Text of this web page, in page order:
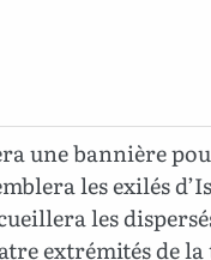
une bannière
les exilés
les
extrémités de